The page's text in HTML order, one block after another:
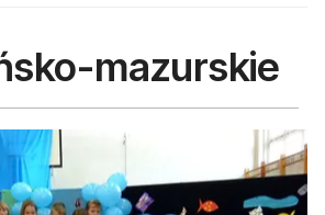
mazurskie